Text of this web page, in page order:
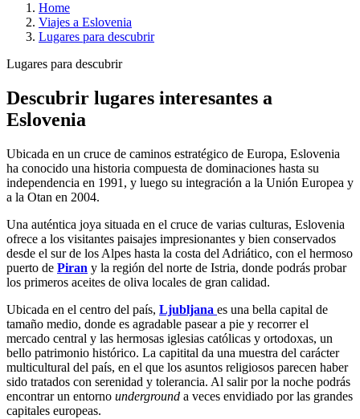
Home
Viajes a Eslovenia
Lugares para descubrir
Lugares para descubrir
Descubrir lugares interesantes a
Eslovenia
Ubicada en un cruce de caminos estratégico de Europa, Eslovenia
ha conocido una historia compuesta de dominaciones hasta su
independencia en 1991, y luego su integración a la Unión Europea y
a la Otan en 2004.
Una auténtica joya situada en el cruce de varias culturas, Eslovenia
ofrece a los visitantes paisajes impresionantes y bien conservados
desde el sur de los Alpes hasta la costa del Adriático, con el hermoso
puerto de Piran y la región del norte de Istria, donde podrás probar
los primeros aceites de oliva locales de gran calidad.
Ubicada en el centro del país, Ljubljana es una bella capital de
tamaño medio, donde es agradable pasear a pie y recorrer el
mercado central y las hermosas iglesias católicas y ortodoxas, un
bello patrimonio histórico. La capitital da una muestra del carácter
multicultural del país, en el que los asuntos religiosos parecen haber
sido tratados con serenidad y tolerancia. Al salir por la noche podrás
encontrar un entorno underground a veces envidiado por las grandes
capitales europeas.